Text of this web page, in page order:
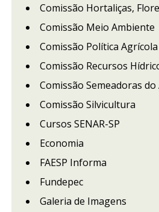
Comissão Hortaliças,
Comissão Meio Ambiente
Comissão Política Agrícola
Comissão Recursos
Comissão Semeadoras
Comissão Silvicultura
Cursos SENAR-SP
Economia
FAESP Informa
Fundepec
Galeria de Imagens